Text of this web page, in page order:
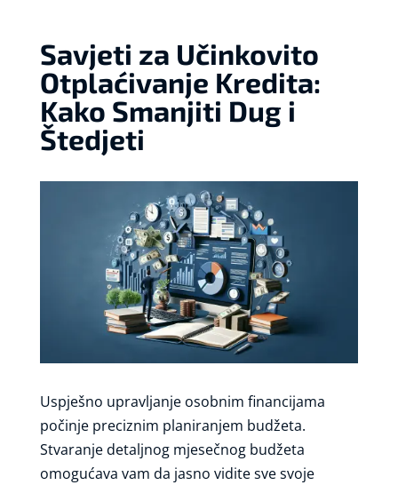
Savjeti za Učinkovito
Otplaćivanje Kredita:
Kako Smanjiti Dug i
Štedjeti
Uspješno upravljanje osobnim financijama
počinje preciznim planiranjem budžeta.
Stvaranje detaljnog mjesečnog budžeta
omogućava vam da jasno vidite sve svoje